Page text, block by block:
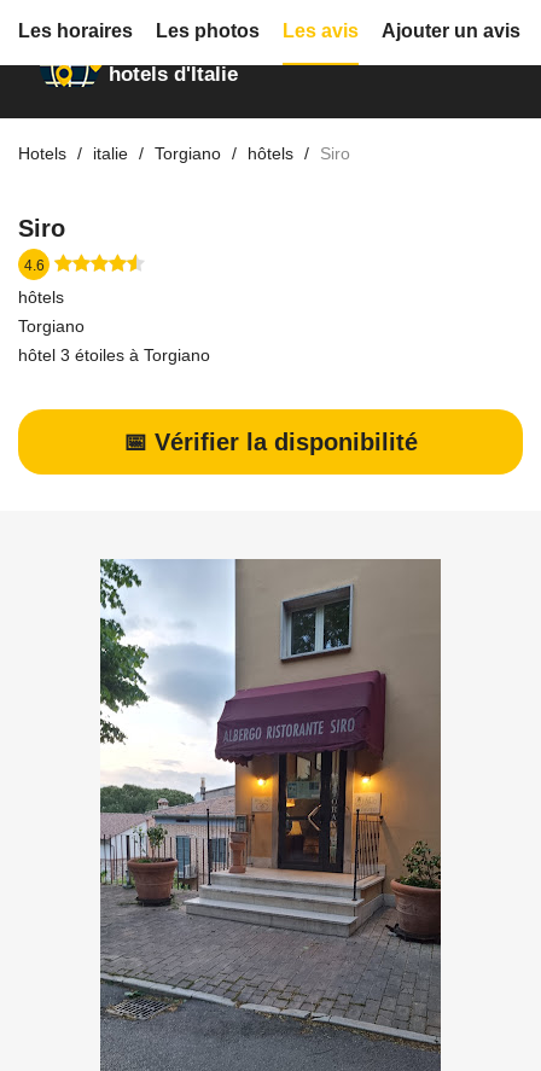
Annuaire des
hotels d'Italie
Hotels italie Torgiano hôtels Siro
Siro
4.6
hôtels
Torgiano
hôtel 3 étoiles à Torgiano
📅 Vérifier la disponibilité
Les horaires Les photos Les avis Ajouter un avis